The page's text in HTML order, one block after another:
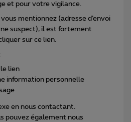
et pour votre vigilance.
mentionnez (adresse d’envoi
suspect), il est fortement
sur ce lien.
lien
information personnelle
en nous contactant.
pouvez également nous